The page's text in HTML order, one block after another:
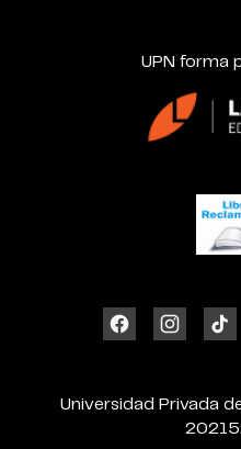
UPN forma
Universidad Privada